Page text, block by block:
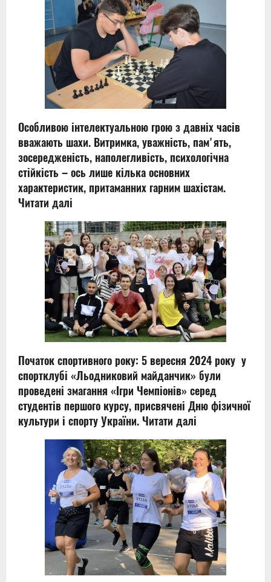
Особливою інтелектуальною грою з давніх часів
вважають шахи. Витримка, уважність, памʼять,
зосередженість, наполегливість, психологічна
стійкість ‒ ось лише кілька основних
характеристик, притаманних гарним шахістам.
Читати далі
Початок спортивного року: 5 вересня 2024 року у
спортклубі «Льодниковий майданчик» були
проведені змагання «Ігри Чемпіонів» серед
студентів першого курсу, присвячені Дню фізичної
культури і спорту України.Читати далі